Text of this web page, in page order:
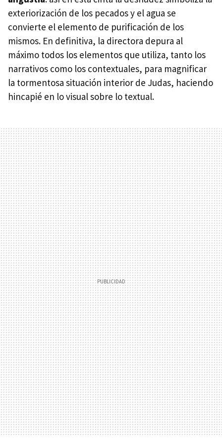
exteriorización de los pecados y el agua se
convierte el elemento de purificación de los
mismos. En definitiva, la directora depura al
máximo todos los elementos que utiliza, tanto los
narrativos como los contextuales, para magnificar
la tormentosa situación interior de Judas, haciendo
hincapié en lo visual sobre lo textual.